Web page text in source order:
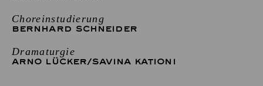
Choreinstudierung
BERNHARD SCHNEIDER
Dramaturgie
ARNO LÜCKER/SAVINA KATIONI